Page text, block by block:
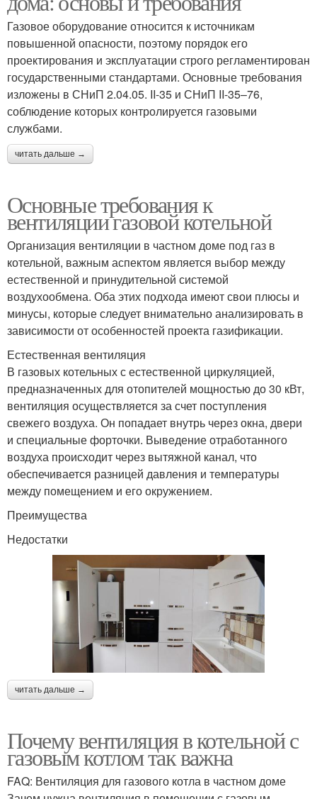
Газовое оборудование относится к источникам
повышенной опасности, поэтому порядок его
проектирования и эксплуатации строго регламентирован
государственными стандартами. Основные требования
изложены в СНиП 2.04.05. II-35 и СНиП II-35–76,
соблюдение которых контролируется газовыми
службами.
читать дальше →
Основные требования к
вентиляции газовой котельной
Организация вентиляции в частном доме под газ в
котельной, важным аспектом является выбор между
естественной и принудительной системой
воздухообмена. Оба этих подхода имеют свои плюсы и
минусы, которые следует внимательно анализировать в
зависимости от особенностей проекта газификации.
Естественная вентиляция
В газовых котельных с естественной циркуляцией,
предназначенных для отопителей мощностью до 30 кВт,
вентиляция осуществляется за счет поступления
свежего воздуха. Он попадает внутрь через окна, двери
и специальные форточки. Выведение отработанного
воздуха происходит через вытяжной канал, что
обеспечивается разницей давления и температуры
между помещением и его окружением.
Преимущества
Недостатки
читать дальше →
Почему вентиляция в котельной с
газовым котлом так важна
FAQ: Вентиляция для газового котла в частном доме